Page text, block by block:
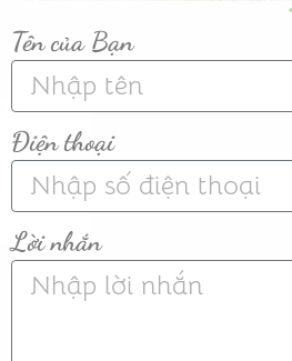
Tên của Bạn
Điện thoại
Lời nhắn